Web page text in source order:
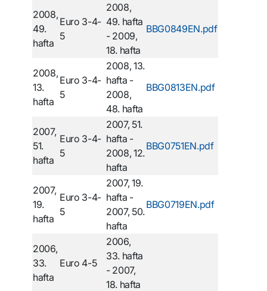
2008,
49.
hafta
Euro 3-4-
5
2008,
49. hafta
- 2009,
18. hafta
BBG0849EN.pdf
2008,
13.
hafta
Euro 3-4-
5
2008, 13.
hafta -
2008,
48. hafta
BBG0813EN.pdf
2007,
51.
hafta
Euro 3-4-
5
2007, 51.
hafta -
2008, 12.
hafta
BBG0751EN.pdf
2007,
19.
hafta
Euro 3-4-
5
2007, 19.
hafta -
2007, 50.
hafta
BBG0719EN.pdf
2006,
33.
hafta
Euro 4-5
2006,
33. hafta
- 2007,
18. hafta